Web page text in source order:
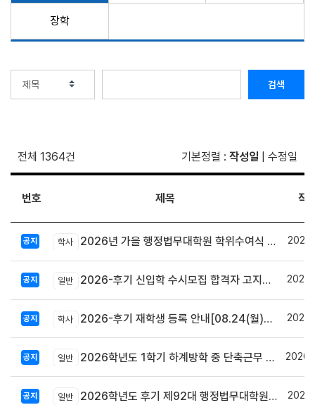
장학
검색
전체 1364건 기본정렬 : 작성일 수정일
번호 제목 작
공지 학사 2026년 가을 행정법무대학원 학위수여식 안내
공지 일반 2026-후기 신입학 수시모집 합격자 고지서 출력 및 등록안내
공지 학사 2026-후기 재학생 등록 안내[08.24(월)~08.27(목)]
공지 일반 2026학년도 1학기 하계방학 중 단축근무 및 집중휴무제 시행 안내
공지 일반 2026학년도 후기 제92대 행정법무대학원 총학생회장 당선자 공고